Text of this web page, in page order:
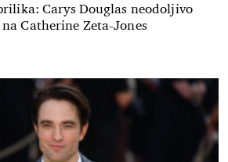
Carys Douglas neodoljivo
na Catherine Zeta-Jones